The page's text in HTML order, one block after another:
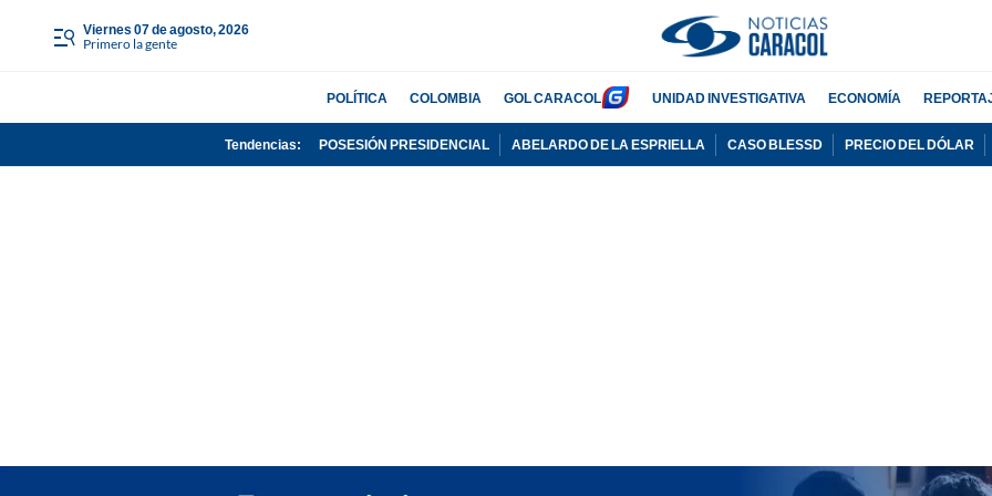
viernes 07 de agosto, 2026
Primero la gente
POLÍTICA COLOMBIA GOL CARACOL UNIDAD INVESTIGATIVA ECONOMÍA
Tendencias: POSESIÓN PRESIDENCIAL ABELARDO DE LA ESPRIELLA CASO BLESSD PRECIO DEL DÓLAR